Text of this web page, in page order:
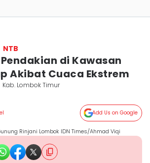
NTB
di Kawasan
Akibat Cuaca Ekstrem
Kab. Lombok Timur
Add Us on Google
Rinjani Lombok IDN Times/Ahmad Viqi